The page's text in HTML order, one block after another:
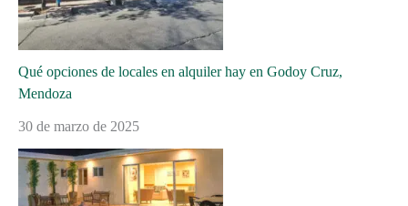
Qué opciones de locales en alquiler hay en Godoy Cruz,
Mendoza
30 de marzo de 2025